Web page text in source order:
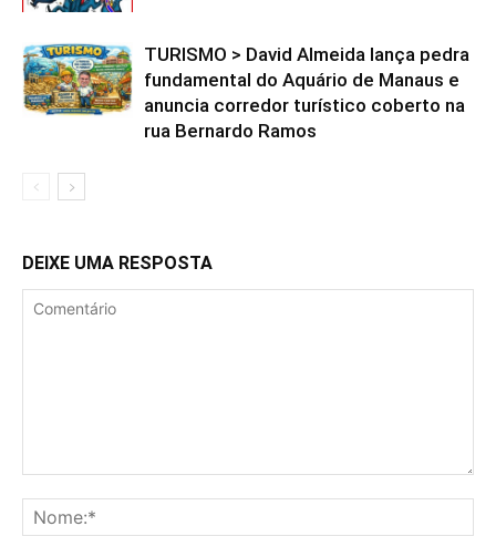
TURISMO > David Almeida lança pedra
fundamental do Aquário de Manaus e
anuncia corredor turístico coberto na
rua Bernardo Ramos
DEIXE UMA RESPOSTA